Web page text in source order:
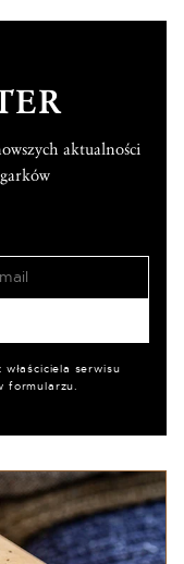
aktualności
serwisu
formularzu.